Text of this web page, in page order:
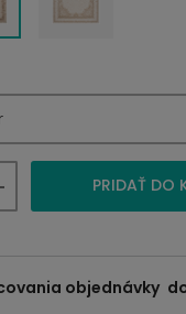
PRIDAŤ DO
objednávky